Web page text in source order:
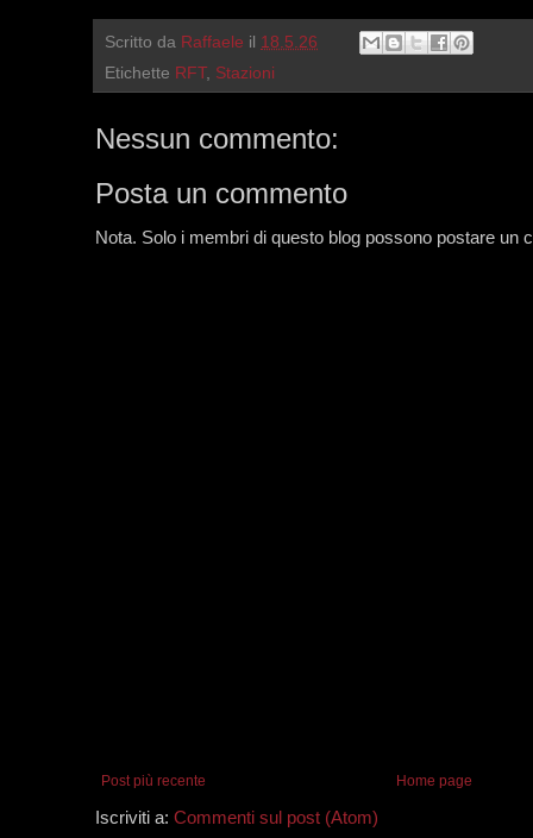
Scritto da Raffaele il 18.5.26
Etichette RFT, Stazioni
Nessun commento:
Posta un commento
Nota. Solo i membri di questo blog possono postare un
Post più recente Home page
Iscriviti a: Commenti sul post (Atom)